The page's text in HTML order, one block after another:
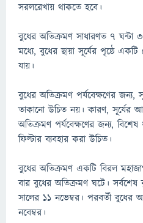
সরলরেখায় থাকতে হবে।
বুধের অতিক্রমণ সাধারণত ৭ ঘন্টা
মধ্যে, বুধের ছায়া সূর্যের পৃষ্ঠে
যায়।
বুধের অতিক্রমণ পর্যবেক্ষণের জন্য,
তাকানো উচিত নয়। কারণ, সূর্যের
অতিক্রমণ পর্যবেক্ষণের জন্য, বিশেষ
ফিল্টার ব্যবহার করা উচিত।
বুধের অতিক্রমণ একটি বিরল
বার বুধের অতিক্রমণ ঘটে।
সালের ১১ নভেম্বর। পরবর্তী
নবেম্বর।